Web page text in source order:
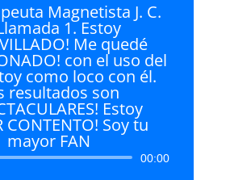
Magnetista J. C.
1. Estoy
Me quedé
con el uso del
como loco con él.
resultados son
Estoy
CONTENTO! Soy tu
mayor FAN
Reproductor
00:00